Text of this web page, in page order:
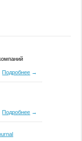
Подробнее →
Подробнее →